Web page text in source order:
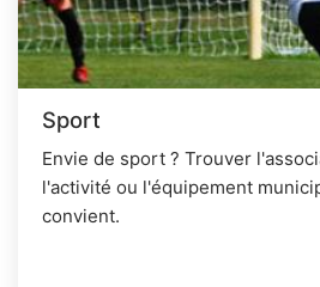
Sport
Envie de sport ? Trouver
l'activité ou l'équipement
convient.